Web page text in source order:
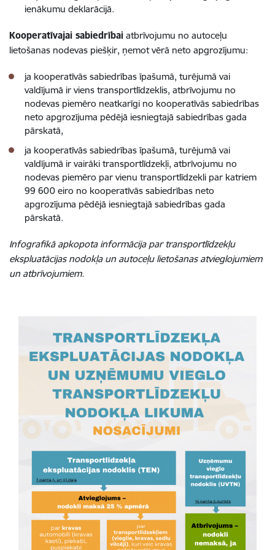
ienākumu deklarācijā.
Kooperatīvajai sabiedrībai atbrīvojumu no autoceļu
lietošanas nodevas piešķir, ņemot vērā neto apgrozījumu:
ja kooperatīvās sabiedrības īpašumā, turējumā vai
valdījumā ir viens transportlīdzeklis, atbrīvojumu no
nodevas piemēro neatkarīgi no kooperatīvās sabiedrības
neto apgrozījuma pēdējā iesniegtajā sabiedrības gada
pārskatā,
ja kooperatīvās sabiedrības īpašumā, turējumā vai
valdījumā ir vairāki transportlīdzekļi, atbrīvojumu no
nodevas piemēro par vienu transportlīdzekli par katriem
99 600 eiro no kooperatīvās sabiedrības neto
apgrozījuma pēdējā iesniegtajā sabiedrības gada
pārskatā.
Infografikā apkopota informācija par transportlīdzekļu
ekspluatācijas nodokļa un autoceļu lietošanas atvieglojumiem
un atbrīvojumiem.